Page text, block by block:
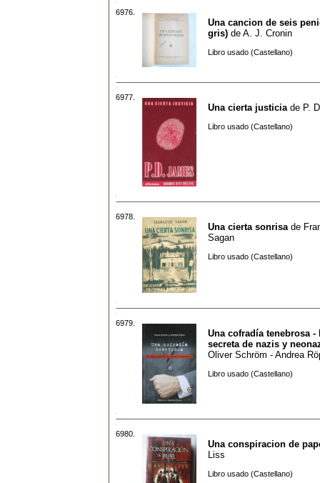
6976.
Una cancion de seis
gris) de A. J. Cronin
Libro usado (Castellano)
6977.
Una cierta justicia de P.
Libro usado (Castellano)
6978.
Una cierta sonrisa de
Sagan
Libro usado (Castellano)
6979.
Una cofradía tenebrosa -
secreta de nazis y
Oliver Schröm - Andrea
Libro usado (Castellano)
6980.
Una conspiracion de
Liss
Libro usado (Castellano)